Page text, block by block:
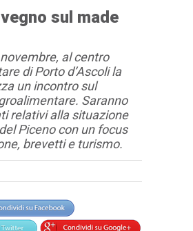
sul made
al centro
di Porto d’Ascoli la
un incontro sul
Saranno
relativi alla situazione
Piceno con un focus
brevetti e turismo.